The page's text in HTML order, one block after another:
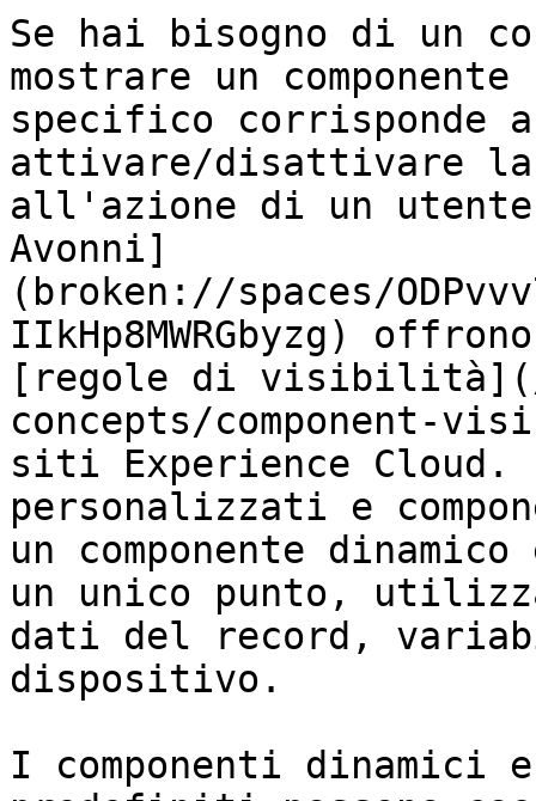
Se hai bisogno di un
mostrare un componente
specifico corrisponde
attivare/disattivare
all'azione di un
Avonni]
(broken://spaces/
IIkHp8MWRGbyzg)
[regole di visibilità](/
concepts/component-
siti Experience Cloud.
personalizzati e
un componente
un unico punto,
dati del record,
dispositivo.
I componenti dinamici